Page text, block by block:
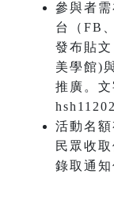
參與者
台（FB
發布貼
美學館)
推廣。
活動名
民眾收
錄取通知